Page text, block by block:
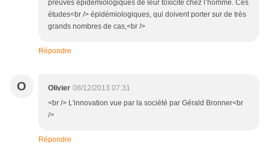
preuves épidémiologiques de leur toxicité chez l’homme. Ces
études<br /> épidémiologiques, qui doivent porter sur de très
grands nombres de cas,<br />
Répondre
O Olivier 08/12/2013 07:31
<br /> L'innovation vue par la société par Gérald Bronner<br
/>
Répondre